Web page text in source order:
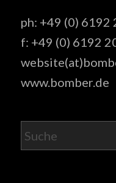
ph: +49 (0) 6192
f: +49 (0) 6192
www.bomber.de